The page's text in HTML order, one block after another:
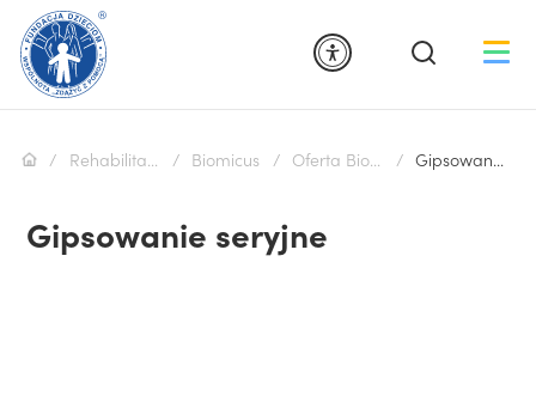
Rehabilitacja Biomicus Oferta Biomicus Gipsowanie seryjne
Gipsowanie seryjne